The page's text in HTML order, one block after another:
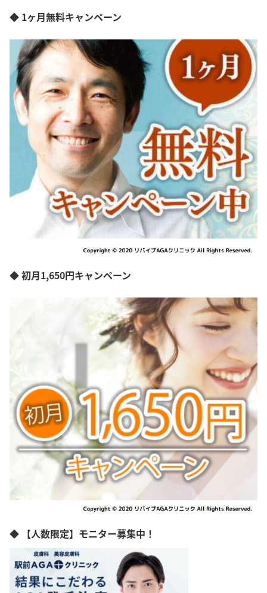
◆ 1ヶ月無料キャンペーン
◆ 初月1,650円キャンペーン
◆ 【人数限定】モニター募集中！